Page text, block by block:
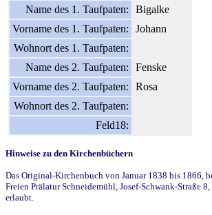
Name des 1. Taufpaten:
Bigalke
Vorname des 1. Taufpaten:
Johann
Wohnort des 1. Taufpaten:
Name des 2. Taufpaten:
Fenske
Vorname des 2. Taufpaten:
Rosa
Wohnort des 2. Taufpaten:
Feld18:
Hinweise zu den Kirchenbüchern
Das Original-Kirchenbuch von Januar 1838 bis 1866,
Freien Prälatur Schneidemühl, Josef-Schwank-Straße
erlaubt.